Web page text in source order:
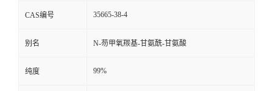
CAS编号 35665-38-4
别名 N-芴甲氧羰基-甘氨酰-甘氨酸
纯度 99%